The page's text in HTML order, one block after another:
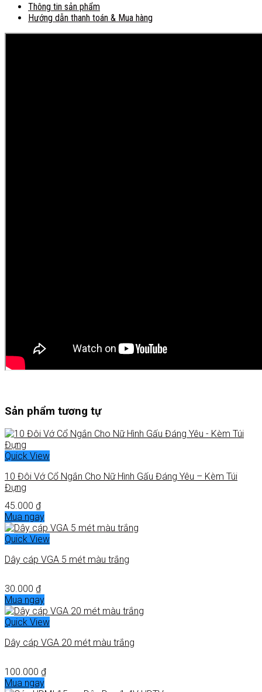
Thông tin sản phẩm
Hướng dẫn thanh toán & Mua hàng
Sản phẩm tương tự
Quick View
10 Đôi Vớ Cổ Ngắn Cho Nữ Hình Gấu Đáng Yêu – Kèm Túi
Đựng
45.000 ₫
Mua ngay
Quick View
Dây cáp VGA 5 mét màu trắng
30.000 ₫
Mua ngay
Quick View
Dây cáp VGA 20 mét màu trắng
100.000 ₫
Mua ngay